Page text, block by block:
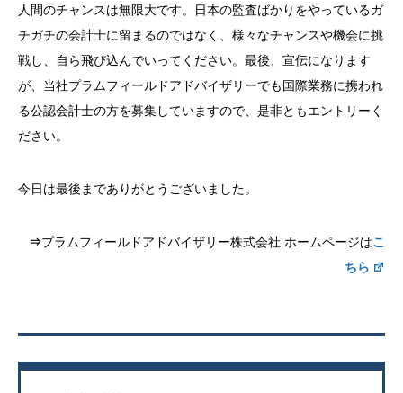
人間のチャンスは無限大です。日本の監査ばかりをやっているガ
チガチの会計士に留まるのではなく、様々なチャンスや機会に挑
戦し、自ら飛び込んでいってください。最後、宣伝になります
が、当社プラムフィールドアドバイザリーでも国際業務に携われ
る公認会計士の方を募集していますので、是非ともエントリーく
ださい。
今日は最後までありがとうございました。
⇒プラムフィールドアドバイザリー株式会社 ホームページはこ
ちら